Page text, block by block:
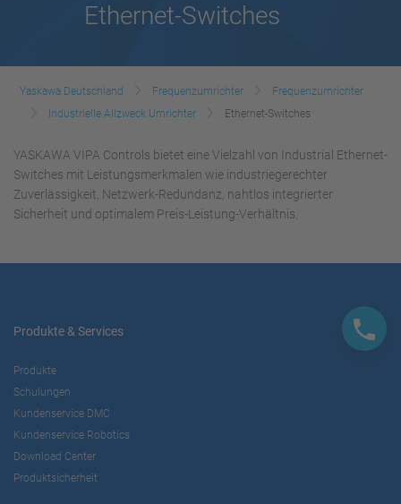
Ethernet-Switches
Yaskawa Deutschland Frequenzumrichter
Frequenzumrichter
Industrielle Allzweck Umrichter
Ethernet-Switches
YASKAWA VIPA Controls bietet eine Vielzahl von Industrial Ethernet-
Switches mit Leistungsmerkmalen wie industriegerechter
Zuverlässigkeit, Netzwerk-Redundanz, nahtlos integrierter
Sicherheit und optimalem Preis-Leistung-Verhältnis.
Produkte & Services
Produkte
Schulungen
Kundenservice DMC
Kundenservice Robotics
Download Center
Produktsicherheit